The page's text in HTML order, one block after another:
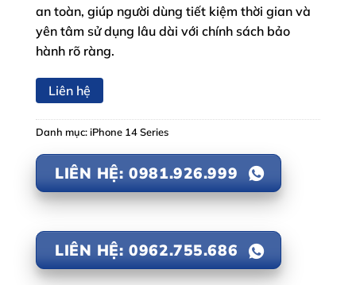
an toàn, giúp người dùng tiết kiệm thời gian và
yên tâm sử dụng lâu dài với chính sách bảo
hành rõ ràng.
Liên hệ
Danh mục:iPhone 14 Series
LIÊN HỆ: 0981.926.999
LIÊN HỆ: 0962.755.686